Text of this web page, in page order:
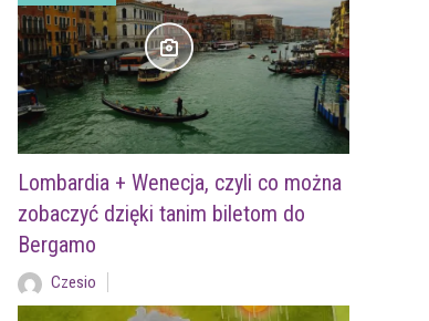
Lombardia + Wenecja, czyli co można
zobaczyć dzięki tanim biletom do
Bergamo
Czesio